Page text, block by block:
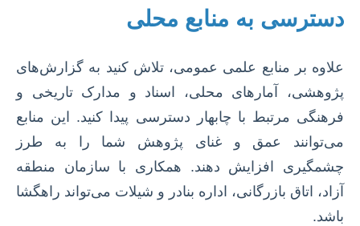
دسترسی به منابع محلی
علاوه بر منابع علمی عمومی، تلاش کنید به گزارش‌های
پژوهشی، آمارهای محلی، اسناد و مدارک تاریخی و
فرهنگی مرتبط با چابهار دسترسی پیدا کنید. این منابع
می‌توانند عمق و غنای پژوهش شما را به طرز
چشمگیری افزایش دهند. همکاری با سازمان منطقه
آزاد، اتاق بازرگانی، اداره بنادر و شیلات می‌تواند راهگشا
باشد.